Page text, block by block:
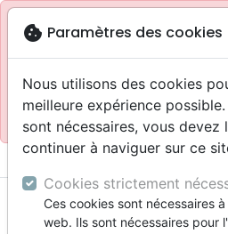
blockSite réservé aux
Accès pour les professionnels
Site pour le grand public : La
menu
cookie Paramètres des cookies
Nous utilisons des cookies
meilleure expérience
sont nécessaires, vous devez
continuer à naviguer sur ce
Cookies strictement
Ces cookies sont nécessaires
web. Ils sont nécessaires pour